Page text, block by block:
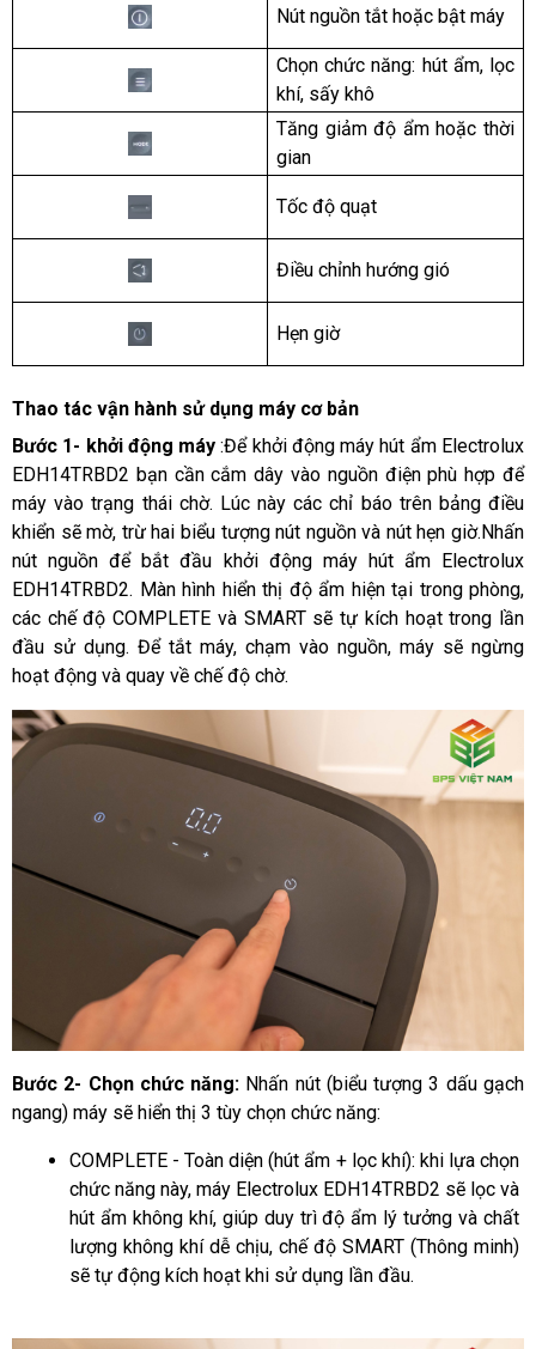
Nút nguồn tắt hoặc bật máy
Chọn chức năng: hút ẩm, lọc
khí, sấy khô
Tăng giảm độ ẩm hoặc thời
gian
Tốc độ quạt
Điều chỉnh hướng gió
Hẹn giờ
Thao tác vận hành sử dụng máy cơ bản
Bước 1- khởi động máy :Để khởi động máy hút ẩm Electrolux
EDH14TRBD2 bạn cần cắm dây vào nguồn điện phù hợp để
máy vào trạng thái chờ. Lúc này các chỉ báo trên bảng điều
khiển sẽ mờ, trừ hai biểu tượng nút nguồn và nút hẹn giờ.Nhấn
nút nguồn để bắt đầu khởi động máy hút ẩm Electrolux
EDH14TRBD2. Màn hình hiển thị độ ẩm hiện tại trong phòng,
các chế độ COMPLETE và SMART sẽ tự kích hoạt trong lần
đầu sử dụng. Để tắt máy, chạm vào nguồn, máy sẽ ngừng
hoạt động và quay về chế độ chờ.
Bước 2- Chọn chức năng: Nhấn nút (biểu tượng 3 dấu gạch
ngang) máy sẽ hiển thị 3 tùy chọn chức năng:
COMPLETE - Toàn diện (hút ẩm + lọc khí): khi lựa chọn
chức năng này, máy Electrolux EDH14TRBD2 sẽ lọc và
hút ẩm không khí, giúp duy trì độ ẩm lý tưởng và chất
lượng không khí dễ chịu, chế độ SMART (Thông minh)
sẽ tự động kích hoạt khi sử dụng lần đầu.